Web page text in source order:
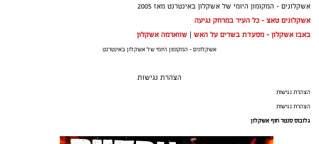
אשקלונים - המקומון היומי של אשקלון באינטרנט מאז 2005
אשקלונים טאצ - כל העיר במרחק נגיעה
באבו אשקלון - מסעדת בשרים על האש | שווארמה אשקלון
אשקלונים - המקומון היומי של אשקלון באינטרנט
הצהרת נגישות
הצהרת נגישות
הצהרת נגישות
גלובוס סנטר חוף אשקלון